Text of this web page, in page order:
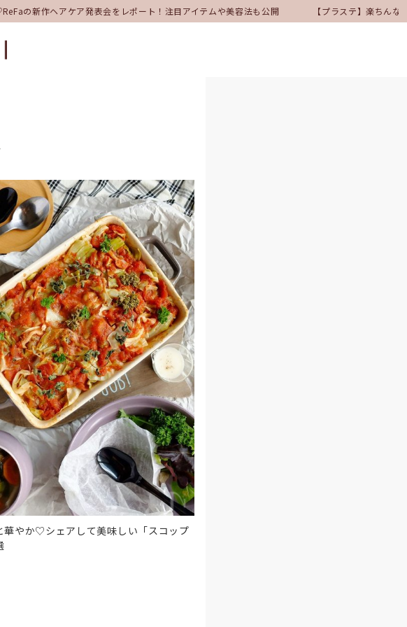
の新作ヘアケア発表会をレポート！注目アイテムや美容法も公開 【プラステ】楽ちんな
華やか♡シェアして美味しい「スコップ